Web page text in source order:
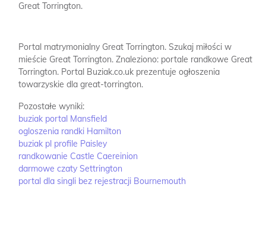
Great Torrington.
Portal matrymonialny Great Torrington. Szukaj miłości w
mieście Great Torrington. Znaleziono: portale randkowe Great
Torrington. Portal Buziak.co.uk prezentuje ogłoszenia
towarzyskie dla great-torrington.
Pozostałe wyniki:
buziak portal Mansfield
ogloszenia randki Hamilton
buziak pl profile Paisley
randkowanie Castle Caereinion
darmowe czaty Settrington
portal dla singli bez rejestracji Bournemouth